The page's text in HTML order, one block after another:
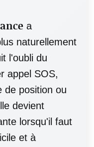
a
naturellement
l'oubli du
appel SOS,
de position ou
devient
lorsqu'il faut
et à